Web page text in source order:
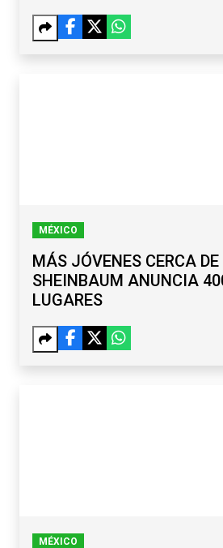
MÉXICO
MÁS JÓVENES CERCA
SHEINBAUM ANUNCIA
LUGARES
MÉXICO